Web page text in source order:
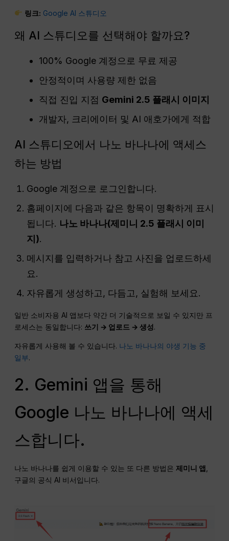
링크: Google AI 스튜디오
왜 AI 스튜디오를 선택해야 할까요?
100% Google 계정으로 무료 제공
안정적이며 사용량 제한 없음
직접 진입 지점 Gemini 2.5 플래시 이미지
개발자, 크리에이터 및 AI 애호가에게 적합
AI 스튜디오에서 나노 바나나에 액세스
하는 방법
Google 계정으로 로그인합니다.
홈페이지에 다음과 같은 항목이 명확하게 표시
됩니다. 나노 바나나(제미니 2.5 플래시 이미
지).
메시지를 입력하거나 참고 사진을 업로드하세
요.
자유롭게 생성하고, 다듬고, 실험해 보세요.
일반 소비자용 AI 앱보다 약간 더 기술적으로 보일 수 있지만 프
로세스는 동일합니다: 쓰기 → 업로드 → 생성.
자유롭게 사용해 볼 수 있습니다. 나노 바나나의 야생 기능 중
일부.
2. Gemini 앱을 통해
Google 나노 바나나에 액세
스합니다.
나노 바나나를 쉽게 이용할 수 있는 또 다른 방법은제미니 앱
구글의 공식 AI 비서입니다.